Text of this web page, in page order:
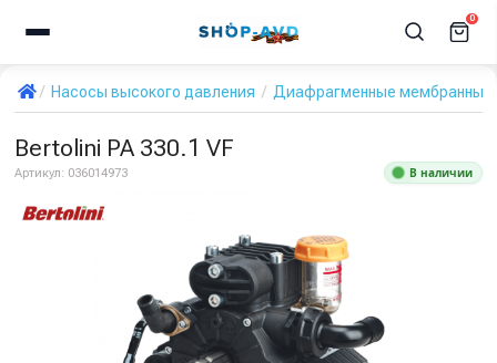
0
Насосы высокого давления Диафрагменные мембранные
Bertolini PA 330.1 VF
Артикул: 036014973 В наличии